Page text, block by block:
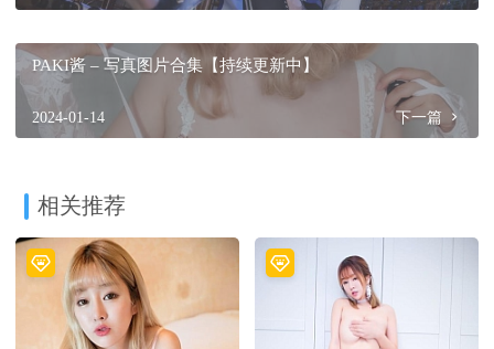
PAKI酱 – 写真图片合集【持续更新中】
2024-01-14 下一篇
相关推荐